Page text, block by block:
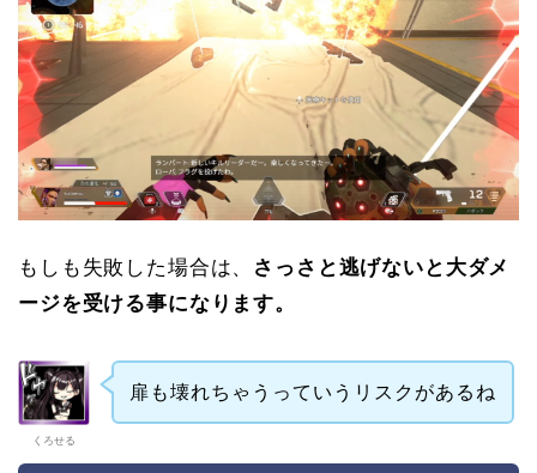
もしも失敗した場合は、 さっさと逃げないと大ダメ
ージを受ける事になります。
くろせる
扉も壊れちゃうっていうリスクがあるね